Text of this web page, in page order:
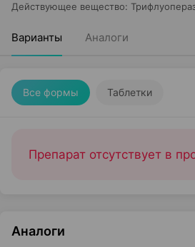
Действующее вещество:
Варианты Аналоги
Все формы Таблетки
Препарат отсутствует в
Аналоги